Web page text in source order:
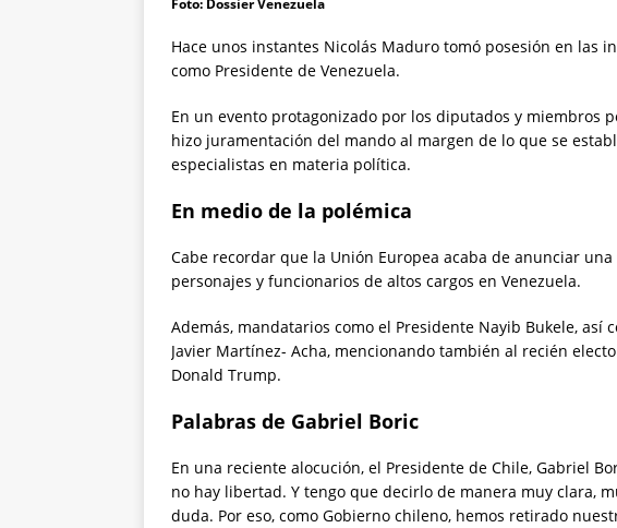
Foto: Dossier Venezuela
Hace unos instantes Nicolás Maduro tomó posesión en las
como Presidente de Venezuela.
En un evento protagonizado por los diputados y miembros
hizo juramentación del mando al margen de lo que se
especialistas en materia política.
En medio de la polémica
Cabe recordar que la Unión Europea acaba de anunciar
personajes y funcionarios de altos cargos en Venezuela.
Además, mandatarios como el Presidente Nayib Bukele, así
Javier Martínez- Acha, mencionando también al recién
Donald Trump.
Palabras de Gabriel Boric
En una reciente alocución, el Presidente de Chile, Gabriel
no hay libertad. Y tengo que decirlo de manera muy clara,
duda. Por eso, como Gobierno chileno, hemos retirado